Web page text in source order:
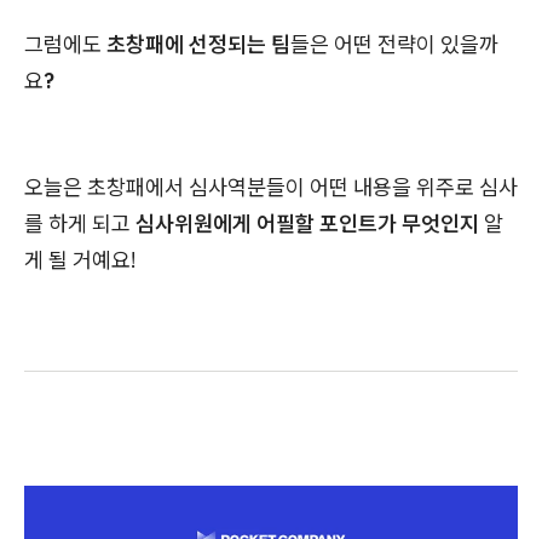
그럼에도 초창패에 선정되는 팀들은 어떤 전략이 있을까
요?
오늘은 초창패에서 심사역분들이 어떤 내용을 위주로 심사
를 하게 되고 심사위원에게 어필할 포인트가 무엇인지 알
게 될 거예요!